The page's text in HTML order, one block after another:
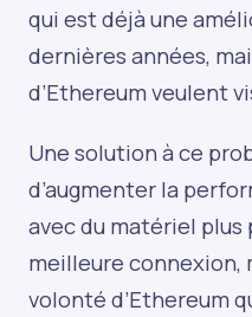
qui est déjà une
dernières années,
d’Ethereum veulent
Une solution à ce
d’augmenter la
avec du matériel plus
meilleure connexion,
volonté d’Ethereum